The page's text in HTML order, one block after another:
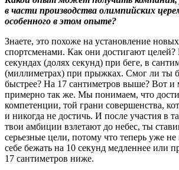
в части производства олимпийских
особенного в этом опыте?
Знаете, это похоже на установление
спортсменами. Как они достигают целей?
секундах (долях секунд) при беге, в
(миллиметрах) при прыжках. Смог ли ты
быстрее? На 17 сантиметров выше? Вот и
примерно так же. Мы понимаем, что
компетенции, той грани совершенства,
и никогда не достичь. И после участия в
твои амбиции взлетают до небес, ты
серьезные цели, потому что теперь уже
себе бежать на 10 секунд медленнее или
17 сантиметров ниже.